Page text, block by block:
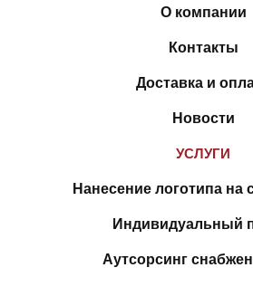
О компании
Контакты
Доставка и
Новости
УСЛУГИ
Нанесение логотипа на
Индивидуальный
Аутсорсинг